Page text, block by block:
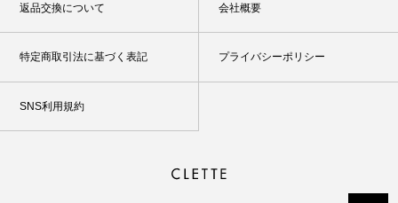
返品交換について 会社概要
特定商取引法に基づく表記 プライバシーポリシー
SNS利用規約